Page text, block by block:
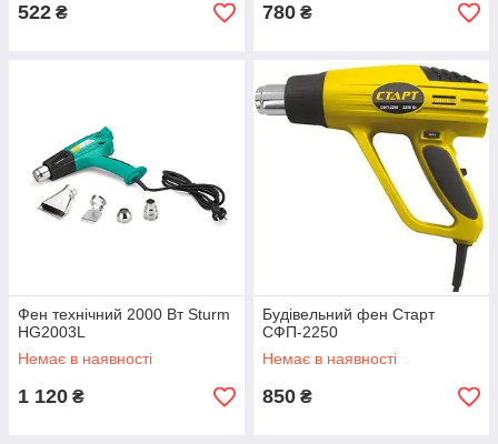
522 ₴ 780 ₴
Фен технічний 2000 Вт Sturm
HG2003L
Немає в наявності
1 120 ₴
Будівельний фен Старт
СФП-2250
Немає в наявності
850 ₴